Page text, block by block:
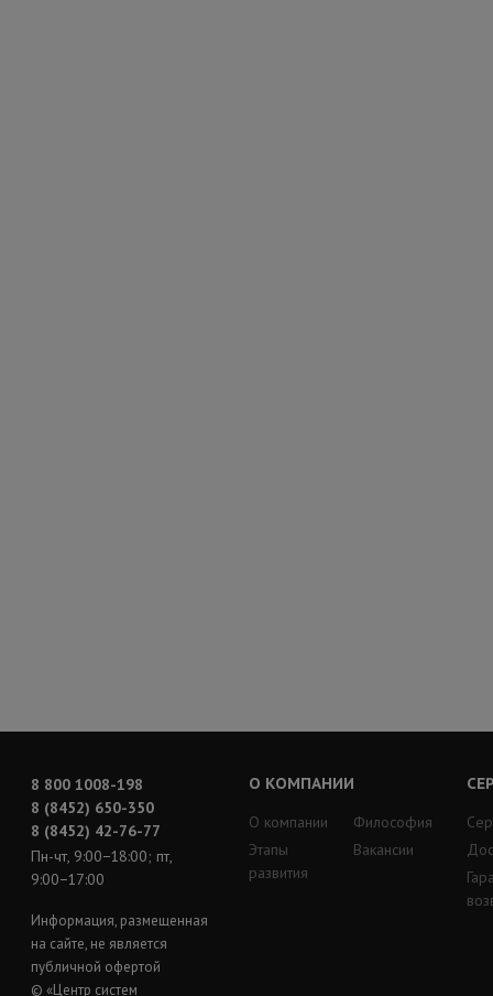
8 800 1008-198
8 (8452) 650-350
8 (8452) 42-76-77
Пн-чт, 9:00−18:00; пт,
9:00−17:00
Информация, размещенная
на сайте, не является
публичной офертой
© «Центр систем
О КОМПАНИИ
О компании
Этапы
развития
Философия
Вакансии